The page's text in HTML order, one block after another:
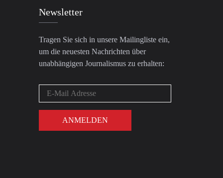
Newsletter
Tragen Sie sich in unsere Mailingliste ein,
um die neuesten Nachrichten über
unabhängigen Journalismus zu erhalten: